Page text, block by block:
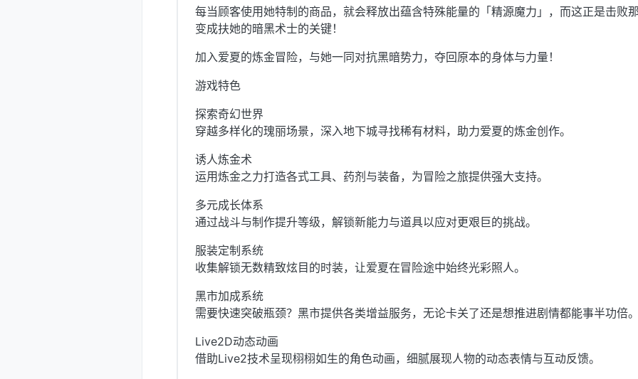
每当顾客使用她特制的商品，就会释放出蕴含特殊能量的「精源魔力」，而这正是击败
变成扶她的暗黑术士的关键！
加入爱夏的炼金冒险，与她一同对抗黑暗势力，夺回原本的身体与力量！
游戏特色
探索奇幻世界
穿越多样化的瑰丽场景，深入地下城寻找稀有材料，助力爱夏的炼金创作。
诱人炼金术
运用炼金之力打造各式工具、药剂与装备，为冒险之旅提供强大支持。
多元成长体系
通过战斗与制作提升等级，解锁新能力与道具以应对更艰巨的挑战。
服装定制系统
收集解锁无数精致炫目的时装，让爱夏在冒险途中始终光彩照人。
黑市加成系统
需要快速突破瓶颈？黑市提供各类增益服务，无论卡关了还是想推进剧情都能事半功倍
Live2D动态动画
借助Live2技术呈现栩栩如生的角色动画，细腻展现人物的动态表情与互动反馈。